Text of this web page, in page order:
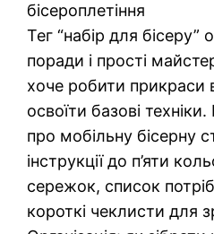
бісероплетіння
Тег “набір для бісеру”
поради і прості
хоче робити прикраси
освоїти базові
про мобільну бісерну
інструкції до п’яти
сережок, список
короткі чеклисти для